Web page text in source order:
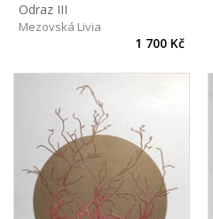
Odraz III
Mezovská Livia
1 700 Kč